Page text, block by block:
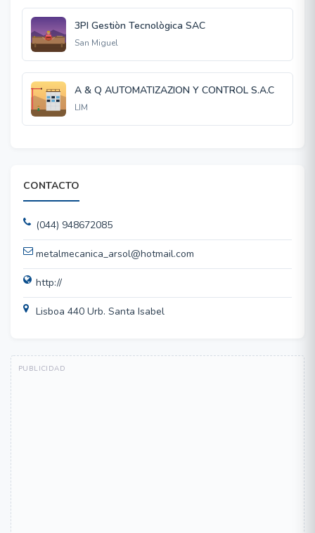
3PI Gestiòn Tecnològica SAC
San Miguel
A & Q AUTOMATIZAZION Y CONTROL S.A.C
LIM
CONTACTO
(044) 948672085
metalmecanica_arsol@hotmail.com
http://
Lisboa 440 Urb. Santa Isabel